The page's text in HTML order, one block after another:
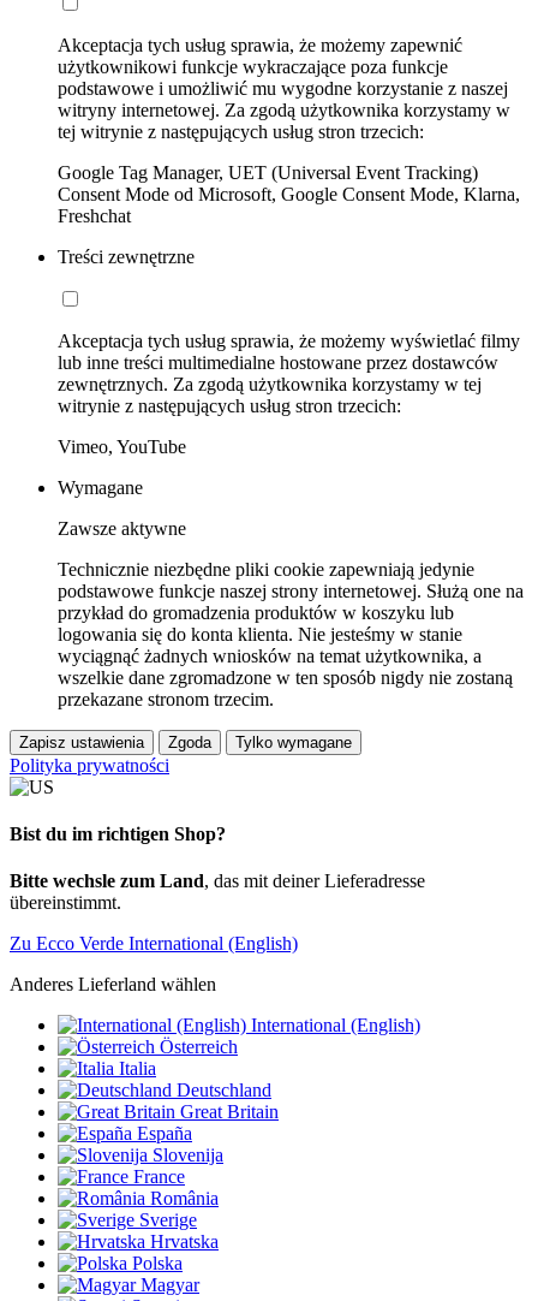
Akceptacja tych usług sprawia, że możemy zapewnić
użytkownikowi funkcje wykraczające poza funkcje
podstawowe i umożliwić mu wygodne korzystanie z naszej
witryny internetowej. Za zgodą użytkownika korzystamy w
tej witrynie z następujących usług stron trzecich:
Google Tag Manager, UET (Universal Event Tracking)
Consent Mode od Microsoft, Google Consent Mode, Klarna,
Freshchat
Treści zewnętrzne
Akceptacja tych usług sprawia, że możemy wyświetlać filmy
lub inne treści multimedialne hostowane przez dostawców
zewnętrznych. Za zgodą użytkownika korzystamy w tej
witrynie z następujących usług stron trzecich:
Vimeo, YouTube
Wymagane
Zawsze aktywne
Technicznie niezbędne pliki cookie zapewniają jedynie
podstawowe funkcje naszej strony internetowej. Służą one na
przykład do gromadzenia produktów w koszyku lub
logowania się do konta klienta. Nie jesteśmy w stanie
wyciągnąć żadnych wniosków na temat użytkownika, a
wszelkie dane zgromadzone w ten sposób nigdy nie zostaną
przekazane stronom trzecim.
Zapisz ustawienia Zgoda Tylko wymagane
Polityka prywatności
Bist du im richtigen Shop?
Bitte wechsle zum Land, das mit deiner Lieferadresse
übereinstimmt.
Zu Ecco Verde International (English)
Anderes Lieferland wählen
International (English)
Österreich
Italia
Deutschland
Great Britain
España
Slovenija
France
România
Sverige
Hrvatska
Polska
Magyar